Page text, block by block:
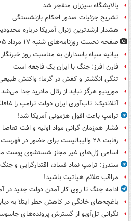
پالایشگاه سیزران منفجر شد
تشریح جزئیات صدور احکام بازنشستگی
هشدار ارشدترین ژنرال آمریکا درباره
صفحه نخست روزنامه‌های شنبه ۱۷ مرداد ۱۴۰۵
بیانیه سپاه پاسداران به مناسبت روز خبرنگار
فارن افرز: جنگ با ایران یک فاجعه است
تنگی انگشتر و کفش در گرما؛ واکنش
مورینیو هرگز نباید از رئال مادرید جدا می‌شد
آتلانتیک: تاب‌آوری ایران دولت ترامپ را
ترامپ باعث افول هژمونی آمریکا شد!
فشار هم‌زمان گرانی مواد اولیه و افت تقاضا
رقابت ۲۸ والیبالیست برای حضور در فهرست نهایی تیم ملی
اسامی ژل‌های غیر مجاز شستشوی پوست
سندرز: ترامپ نماد فساد، اقتدارگرایی و
مراقب علائم هپاتیت باشید!
ادامه جنگ تا روی کار آمدن دولت جدید در
باغچه‌های خانگی در کاهش خطر ابتلا به
نگرانی تل‌آویو از گسترش پرونده‌های